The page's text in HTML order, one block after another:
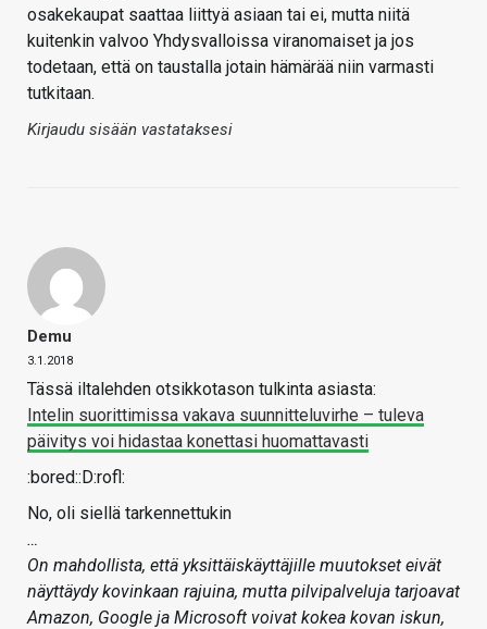
osakekaupat saattaa liittyä asiaan tai ei, mutta niitä
kuitenkin valvoo Yhdysvalloissa viranomaiset ja jos
todetaan, että on taustalla jotain hämärää niin varmasti
tutkitaan.
Kirjaudu sisään vastataksesi
Demu
3.1.2018
Tässä iltalehden otsikkotason tulkinta asiasta:
Intelin suorittimissa vakava suunnitteluvirhe – tuleva
päivitys voi hidastaa konettasi huomattavasti
:bored::D:rofl:
No, oli siellä tarkennettukin
…
On mahdollista, että yksittäiskäyttäjille muutokset eivät
näyttäydy kovinkaan rajuina, mutta pilvipalveluja tarjoavat
Amazon, Google ja Microsoft voivat kokea kovan iskun,